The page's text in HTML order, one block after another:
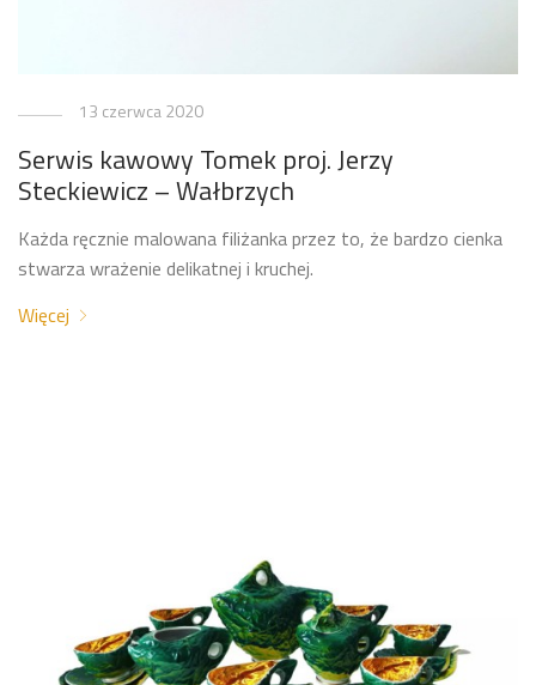
13 czerwca 2020
Serwis kawowy Tomek proj. Jerzy
Steckiewicz – Wałbrzych
Każda ręcznie malowana filiżanka przez to, że bardzo cienka
stwarza wrażenie delikatnej i kruchej.
Więcej